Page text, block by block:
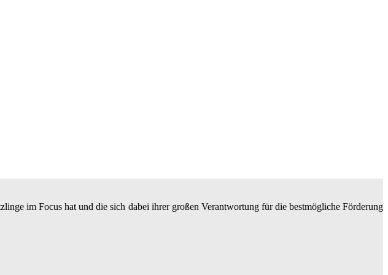
im Focus hat und die sich dabei ihrer großen Verantwortung für die bestmögliche Förderung